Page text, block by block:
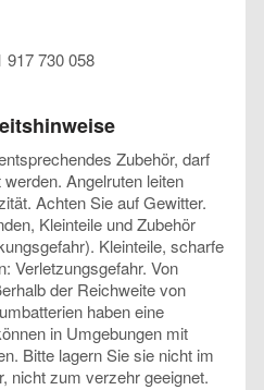
917 730 058
Zubehör, darf
Angelruten leiten
Achten Sie auf Gewitter.
Kleinteile und Zubehör
Kleinteile, scharfe
Verletzungsgefahr. Von
der Reichweite von
haben eine
in Umgebungen mit
Bitte lagern Sie sie nicht im
nicht zum verzehr geeignet.